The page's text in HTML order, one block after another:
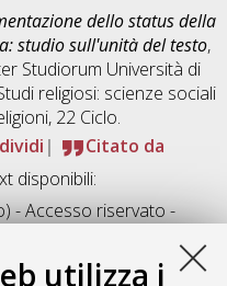
utilizza i
dello status della
studio sull'unità del testo,
Studiorum Università di
religiosi: scienze sociali
, 22 Ciclo.
Citato da
disponibili:
- Accesso riservato -